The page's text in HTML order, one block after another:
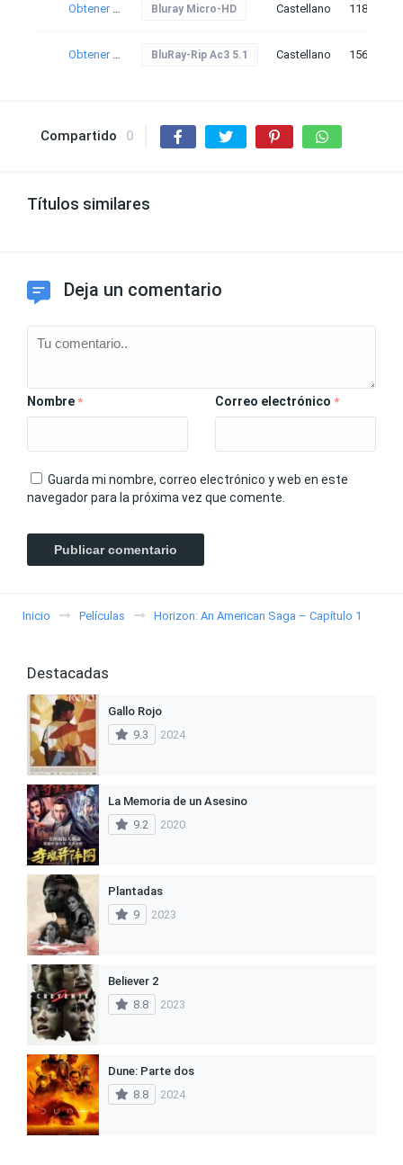
Obtener torrent Bluray Micro-HD Castellano 118
Obtener torrent BluRay-Rip Ac3 5.1 Castellano 156
Compartido 0
Títulos similares
Deja un comentario
Nombre * Correo electrónico *
Guarda mi nombre, correo electrónico y web en este
navegador para la próxima vez que comente.
Inicio Películas Horizon: An American Saga – Capítulo 1
Destacadas
Gallo Rojo
9.3
2024
La Memoria de un Asesino
9.2
2020
Plantadas
9
2023
Believer 2
8.8
2023
Dune: Parte dos
8.8
2024